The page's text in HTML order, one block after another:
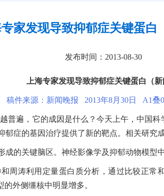
家发现导致抑郁症关键蛋白
发布时间：2013-08-30
上海专家发现导致抑郁症关键蛋白（新
稿件来源：新闻晚报 2013年8月30日 A1叠
遍，它的成因是什么？今天上午，中国科
症的基因治疗提供了新的靶点。相关研究
关键脑区。神经影像学及抑郁动物模型
涛利用定量蛋白质分析，通过比较正常
外侧缰核中明显增多。